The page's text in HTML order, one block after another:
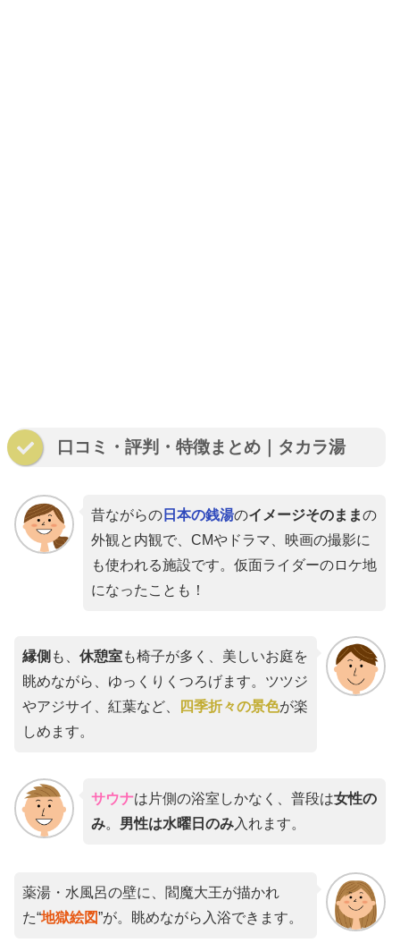
口コミ・評判・特徴まとめ｜タカラ湯
昔ながらの日本の銭湯のイメージそのままの
外観と内観で、CMやドラマ、映画の撮影に
も使われる施設です。仮面ライダーのロケ地
になったことも！
縁側 も、 休憩室も椅子が多く、美しいお庭を
眺めながら、ゆっくりくつろげます。ツツジ
やアジサイ、紅葉など、
四季折々の景色が楽
しめます。
サウナは片側の浴室しかなく、普段は女性の
み。 男性は水曜日のみ入れます。
薬湯・水風呂の壁に、閻魔大王が描かれ
た“地獄絵図”が。眺めながら入浴できます。